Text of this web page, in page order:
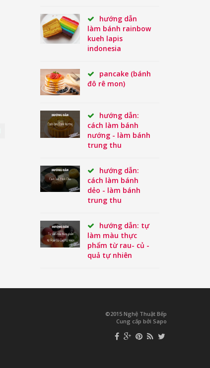
hướng dẫn
làm bánh rainbow
kueh lapis
indonesia
pancake (bánh
đô rê mon)
hướng dẫn:
cách làm bánh
nướng - làm bánh
trung thu
hướng dẫn:
cách làm bánh
dẻo - làm bánh
trung thu
hướng dẫn: tự
làm màu thực
phẩm từ rau- củ -
quả tự nhiên
©2015 Nghệ Thuật Bếp
Cung cấp bởi Sapo